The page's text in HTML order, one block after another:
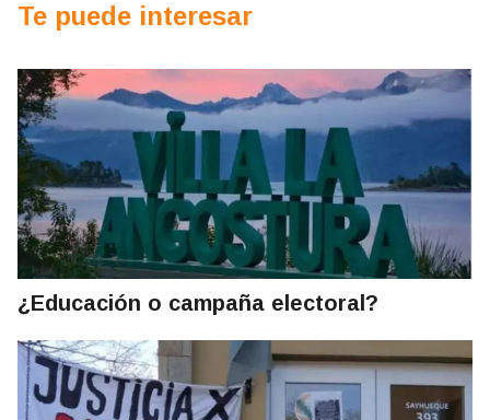
Te puede interesar
¿Educación o campaña electoral?